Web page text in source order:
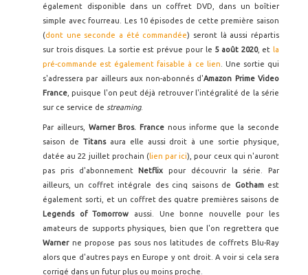
également disponible dans un coffret DVD, dans un boîtier
simple avec fourreau. Les 10 épisodes de cette première saison
(dont une seconde a été commandée) seront là aussi répartis
sur trois disques. La sortie est prévue pour le 5 août 2020, et la
pré-commande est également faisable à ce lien . Une sortie qui
s'adressera par ailleurs aux non-abonnés d'Amazon Prime Video
France , puisque l'on peut déjà retrouver l'intégralité de la série
sur ce service de streaming.
Par ailleurs, Warner Bros. France nous informe que la seconde
saison de Titans aura elle aussi droit à une sortie physique,
datée au 22 juillet prochain (lien par ici), pour ceux qui n'auront
pas pris d'abonnement Netflix pour découvrir la série. Par
ailleurs, un coffret intégrale des cinq saisons de
Gotham est
également sorti, et un coffret des quatre premières saisons de
Legends of Tomorrow aussi. Une bonne nouvelle pour les
amateurs de supports physiques, bien que l'on regrettera que
Warner ne propose pas sous nos latitudes de coffrets Blu-Ray
alors que d'autres pays en Europe y ont droit. A voir si cela sera
corrigé dans un futur plus ou moins proche.